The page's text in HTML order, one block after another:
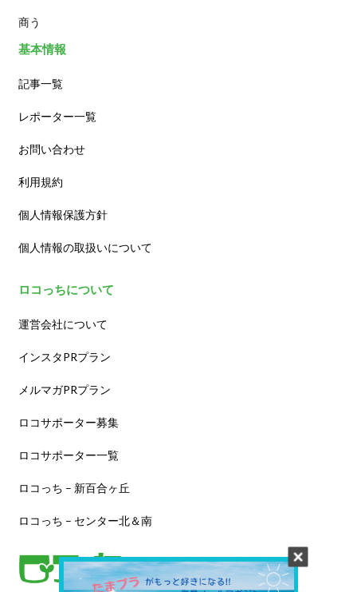
商う
基本情報
記事一覧
レポーター一覧
お問い合わせ
利用規約
個人情報保護方針
個人情報の取扱いについて
ロコっちについて
運営会社について
インスタPRプラン
メルマガPRプラン
ロコサポーター募集
ロコサポーター一覧
ロコっち – 新百合ヶ丘
ロコっち – センター北＆南